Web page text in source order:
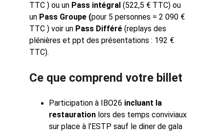
Participation à IBO26 incluant la
restauration lors des temps conviviaux
sur place à l’ESTP sauf le diner de gala
TTC ) ou un Pass intégral (522,5 € TTC) ou
un Pass Groupe (pour 5 personnes = 2 090 €
TTC ) voir un Pass Différé (replays des
plénières et ppt des présentations : 192 €
TTC).
Ce que comprend votre billet